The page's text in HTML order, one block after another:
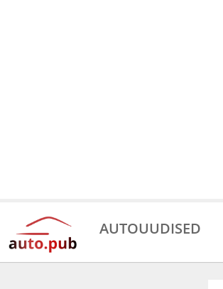
AUTOUUDISED